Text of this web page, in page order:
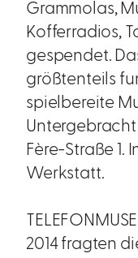
Grammolas,
Kofferradios,
gespendet.
größtenteils
spielbereite
Untergebracht
Fère-Straße
Werkstatt.
2014 fragten